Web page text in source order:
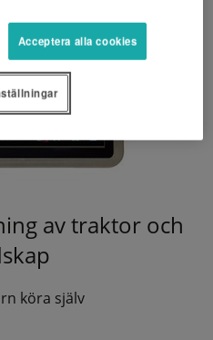
av traktor och
köra själv
Acceptera alla cookies